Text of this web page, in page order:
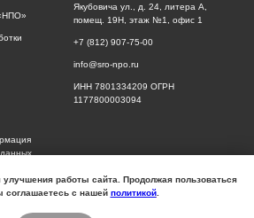
работы сайта. Продолжая пользоваться
соглашаетесь с нашей политикой.
Якубовича ул., д. 24, литера А,
помещ. 19Н, этаж №1, офис 1
+7 (812) 907-75-00
info@sro-npo.ru
ИНН 7801334209 ОГРН
1177800003094